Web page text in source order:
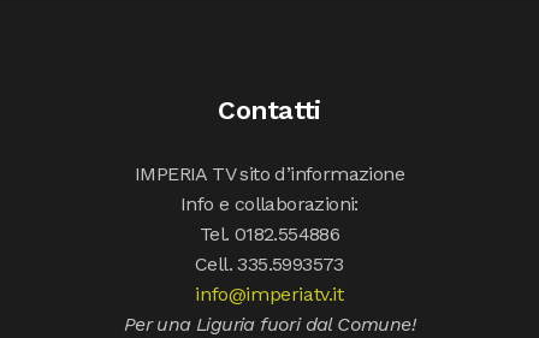
Contatti
IMPERIA TV sito d’informazione
Info e collaborazioni:
Tel. 0182.554886
Cell. 335.5993573
info@imperiatv.it
Per una Liguria fuori dal Comune!